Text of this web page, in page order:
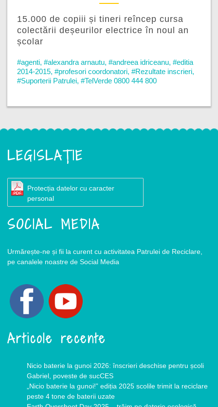
15.000 de copiii și tineri reîncep cursa
colectării deșeurilor electrice în noul an
școlar
#agenti, #alexandra arnautu, #andreea idriceanu, #editia
2014-2015, #profesori coordonatori, #Rezultate inscrieri,
#Suporterii Patrulei, #TelVerde 0800 444 800
LEGISLAȚIE
Protecția datelor cu caracter
personal
SOCIAL MEDIA
Urmărește-ne și fii la curent cu activitatea Patrulei de Reciclare,
pe canalele noastre de Social Media
Articole recente
Nicio baterie la gunoi 2026: înscrieri deschise pentru școli
Gabriel, poveste de sucCES
„Nicio baterie la gunoi!” ediția 2025 scolile trimit la reciclare
peste 4 tone de baterii uzate